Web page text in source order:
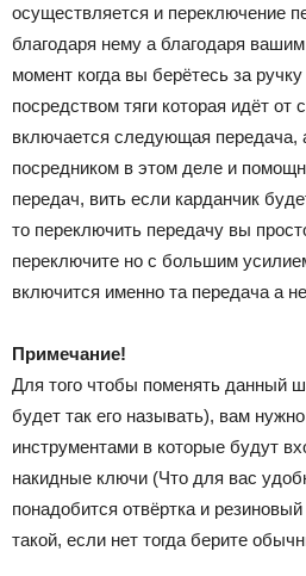
осуществляется и переключение
благодаря нему а благодаря
момент когда вы берётесь за
посредством тяги которая идёт от
включается следующая передача,
посредником в этом деле и
передач, вить если карданчик
то переключить передачу вы
переключите но с большим
включится именно та передача а
Примечание!
Для того чтобы поменять данный
будет так его называть), вам
инструментами в которые будут
накидные ключи (Что для вас
понадобится отвёртка и
такой, если нет тогда берите